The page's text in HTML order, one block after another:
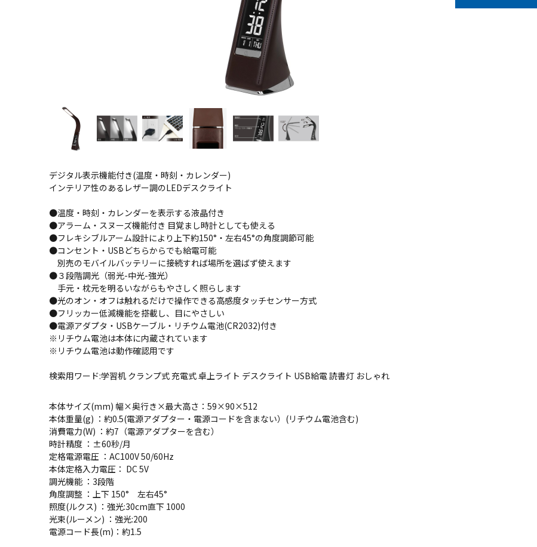
デジタル表示機能付き(温度・時刻・カレンダー)
インテリア性のあるレザー調のLEDデスクライト
●温度・時刻・カレンダーを表示する液晶付き
●アラーム・スヌーズ機能付き 目覚まし時計としても使える
●フレキシブルアーム設計により上下約150°・左右45°の角度調節可能
●コンセント・USBどちらからでも給電可能
別売のモバイルバッテリーに接続すれば場所を選ばず使えます
●３段階調光（弱光-中光-強光）
手元・枕元を明るいながらもやさしく照らします
●光のオン・オフは触れるだけで操作できる高感度タッチセンサー方式
●フリッカー低減機能を搭載し、目にやさしい
●電源アダプタ・USBケーブル・リチウム電池(CR2032)付き
※リチウム電池は本体に内蔵されています
※リチウム電池は動作確認用です
検索用ワード:学習机 クランプ式 充電式 卓上ライト デスクライト USB給電 読書灯 おしゃれ
本体サイズ(mm) 幅×奥行き×最大高さ：59×90×512
本体重量(g) ：約0.5(電源アダプター・電源コードを含まない）(リチウム電池含む)
消費電力(W) ：約7（電源アダプターを含む）
時計精度 ：±60秒/月
定格電源電圧 ：AC100V 50/60Hz
本体定格入力電圧： DC 5V
調光機能 ：3段階
角度調整 ：上下 150° 左右45°
照度(ルクス) ：強光:30cm直下 1000
光束(ルーメン) ：強光:200
電源コード長(m)：約1.5